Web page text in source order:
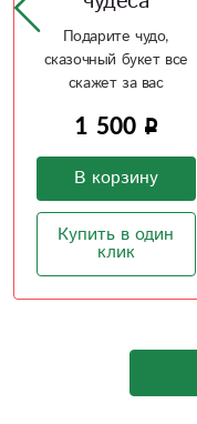
Изящный силуэт ваза
отлично впишется в
интерьер
2 100
В корзину
Купить в один
клик